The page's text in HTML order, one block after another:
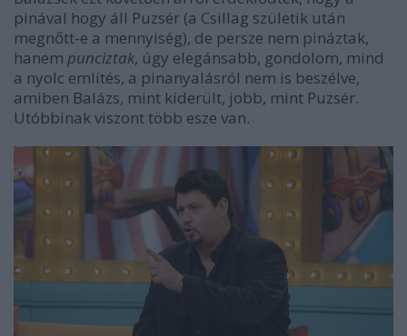
pinával hogy áll Puzsér (a Csillag születik után
megnőtt-e a mennyiség), de persze nem pináztak,
hanem punciztak, úgy elegánsabb, gondolom, mind
a nyolc említés, a pinanyalásról nem is beszélve,
amiben Balázs, mint kiderült, jobb, mint Puzsér.
Utóbbinak viszont több esze van.